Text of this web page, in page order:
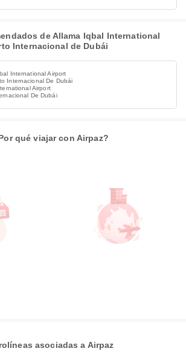
de Allama Iqbal International
Internacional de Dubái
International Airport
Internacional De Dubái
Airport
De Dubái
qué viajar con Airpaz?
asociadas a Airpaz